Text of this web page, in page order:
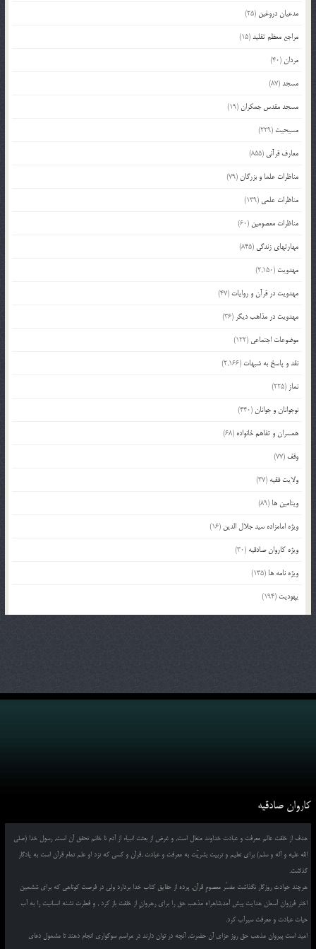
مدعیان دروغین (25)
مراجع معظم تقلید(15)
مردان(40)
مسجد(87)
مسجد مقدس جمکران(19)
مسیحیت (229)
معارف قرآنی (855)
مناظرات علما و بزرگان(79)
مناظرات علمی (139)
مناظرات معصومین (60)
مهارتهای زندگی (845)
مهدویت (2,150)
مهدویت در قرآن و روایات (47)
مهدویت در مذاهب دیگر (36)
موضوعات اجتماعی (122)
نقد و پاسخ به شبهات (2,166)
نماز (225)
نوجوانان و جوانان(440)
همسران و تفاهم خانواده (68)
وقف (77)
ولایت فقیه (37)
ویتامین ها (89)
ویژه امامزاده سید جلال الدین (16)
ویژه کاروان صادقیه (30)
ویژه نامه ها (135)
یهودیت (194)
کاروان صادقیه
هدف از خلقت عالم معرفت و عبادت خداوند متعال است, و غرض از بعثت انبیاء از آدم تا خاتم تحقق آن است, رسول خدا (صلی
الله علیه و آله و سلم) برای تعلیم و تربیت بشریّت به معرفت و عبادت ,قرآن و کسی که نزد او علم تمام قرآن است به یادگار
گذاشت.
هرچند حوادث روزگار نگذاشت مفسّر معصومِ قرآن, پرده از حقایق کتاب خدا بردارد ولی در فرصت کوتاهی که برای ششمین
اختر فرزوان آسمان هدایت پیش آمد,شاهراه مذهب حق را برای رهروانِ از خلقت باز کرد , و فطرت تشنه انسانیت را به آب
حیات عبادت و معرفت سیرآب کرد.
امید است پیروان مذهب حق روز عزای آن حضرت, آنچه در توان دارند در مراسم سوگواری انجام دهند تا مشمول دعای